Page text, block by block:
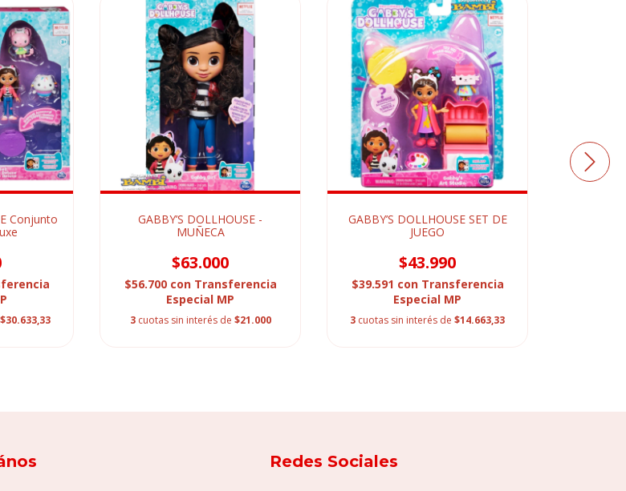
Conjunto
$30.633,33
GABBY’S DOLLHOUSE -
MUÑECA
$63.000
$56.700 con Transferencia
Especial MP
3 cuotas sin interés de $21.000
GABBY’S DOLLHOUSE SET DE
JUEGO
$43.990
$39.591 con Transferencia
Especial MP
3 cuotas sin interés de $14.663,33
Redes Sociales